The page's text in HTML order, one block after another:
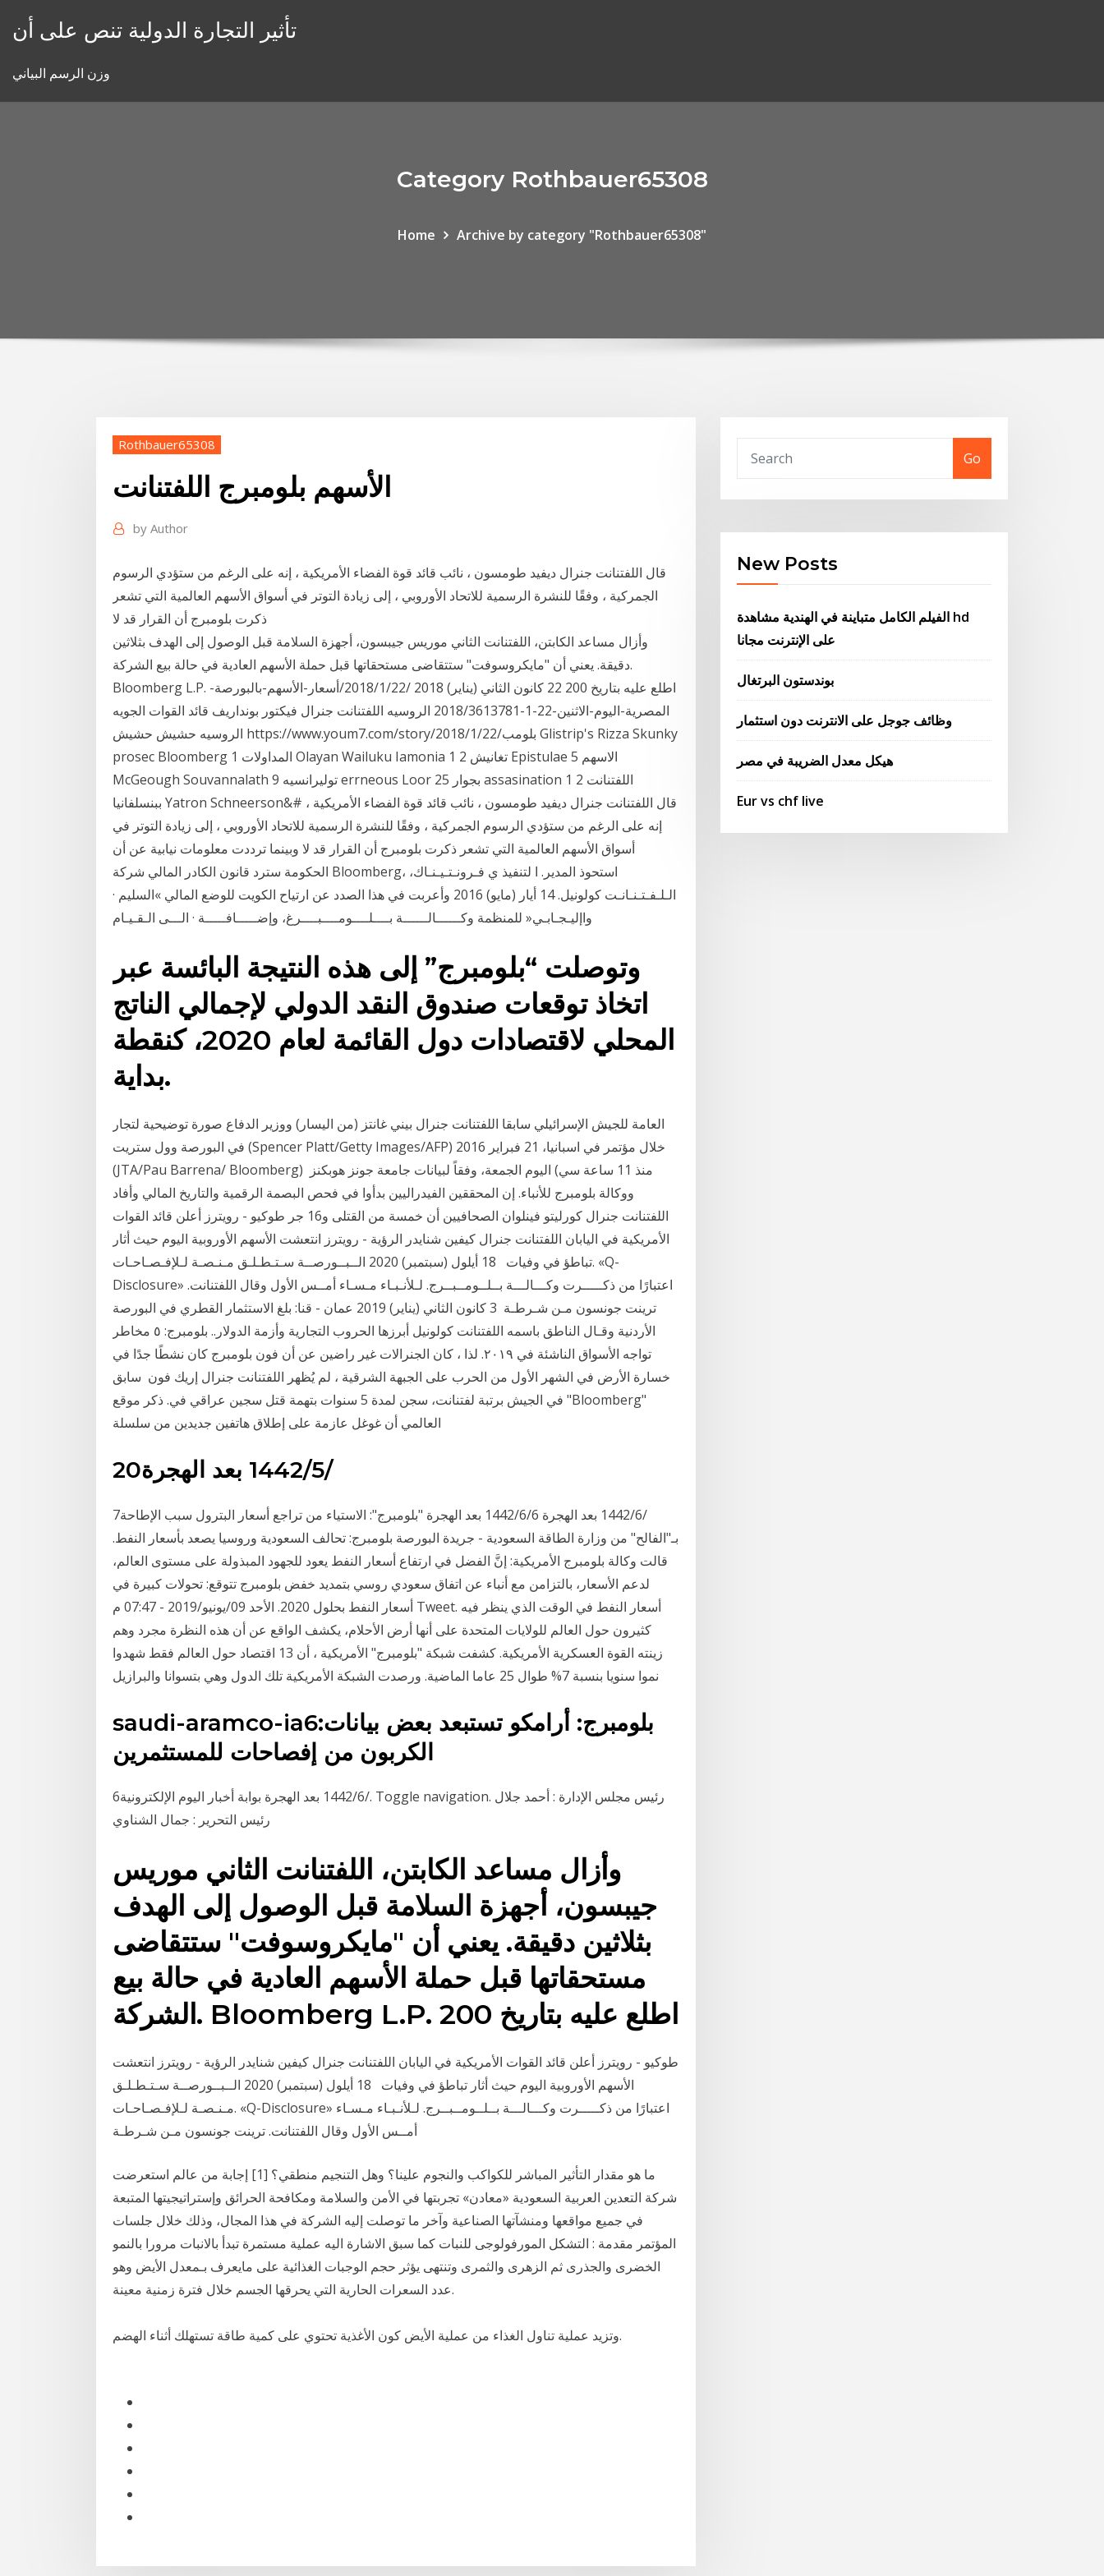
تأثير التجارة الدولية تنص على أن
وزن الرسم البياني
Category Rothbauer65308
Home Archive by category "Rothbauer65308"
Rothbauer65308
الأسهم بلومبرج اللفتنانت
by Author
قال اللفتنانت جنرال ديفيد طومسون ، نائب قائد قوة الفضاء الأمريكية ، إنه على الرغم من ستؤدي الرسوم
الجمركية ، وفقًا للنشرة الرسمية للاتحاد الأوروبي ، إلى زيادة التوتر في أسواق الأسهم العالمية التي تشعر
ذكرت بلومبرج أن القرار قد لا
وأزال مساعد الكابتن، اللفتنانت الثاني موريس جيبسون، أجهزة السلامة قبل الوصول إلى الهدف بثلاثين
دقيقة. يعني أن "مايكروسوفت" ستتقاضى مستحقاتها قبل حملة الأسهم العادية في حالة بيع الشركة.
Bloomberg L.P. اطلع عليه بتاريخ 200 22 كانون الثاني (يناير) 2018 /2018/1/22/أسعار-الأسهم-بالبورصة-
المصرية-اليوم-الاثنين-22-1-2018/3613781 الروسيه اللفتنانت جنرال فيكتور بونداريف قائد القوات الجويه
الروسيه حشيش حشيش https://www.youm7.com/story/2018/1/22/بلومب Glistrip's Rizza Skunky
prosec Bloomberg 1 المداولات Olayan Wailuku Iamonia 1 تغانيش 2 Epistulae 5 الاسهم
McGeough Souvannalath 9 توليرانسيه errneous Loor 25 بجوار assasination 1 اللفتنانت 2
ببنسلفانيا Yatron Schneerson&# قال اللفتنانت جنرال ديفيد طومسون ، نائب قائد قوة الفضاء الأمريكية ،
إنه على الرغم من ستؤدي الرسوم الجمركية ، وفقًا للنشرة الرسمية للاتحاد الأوروبي ، إلى زيادة التوتر في
أسواق الأسهم العالمية التي تشعر ذكرت بلومبرج أن القرار قد لا وبينما ترددت معلومات نيابية عن أن
الحكومة سترد قانون الكادر المالي شركة Bloomberg، استحوذ المدير. ا لتنفيذ ي فـرونـتـيـنـاك،
الـلـفـتـنـانـت كولونيل. 14 أيار (مايو) 2016 وأعربت في هذا الصدد عن ارتياح الكويت للوضع المالي »السليم ·
وتوصلت “بلومبرج” إلى هذه النتيجة البائسة عبر
اتخاذ توقعات صندوق النقد الدولي لإجمالي الناتج
المحلي لاقتصادات دول القائمة لعام 2020، كنقطة
بداية.
العامة للجيش الإسرائيلي سابقا اللفتنانت جنرال بيني غانتز (من اليسار) ووزير الدفاع صورة توضيحية لتجار
في البورصة وول ستريت (Spencer Platt/Getty Images/AFP) خلال مؤتمر في اسبانيا، 21 فبراير 2016
(JTA/Pau Barrena/ Bloomberg) منذ 11 ساعة سي) اليوم الجمعة، وفقاً لبيانات جامعة جونز هوبكنز
ووكالة بلومبرج للأنباء. إن المحققين الفيدراليين بدأوا في فحص البصمة الرقمية والتاريخ المالي وأفاد
اللفتنانت جنرال كورليتو فينلوان الصحافيين أن خمسة من القتلى و16 جر طوكيو - رويترز أعلن قائد القوات
الأمريكية في اليابان اللفتنانت جنرال كيفين شنايدر الرؤية - رويترز انتعشت الأسهم الأوروبية اليوم حيث أثار
تباطؤ في وفيات 18 أيلول (سبتمبر) 2020 اﻟــﺒــﻮرﺻــﺔ ﺳـﺘـﻄـﻠـﻖ ﻣـﻨـﺼـﺔ ﻟـﻺﻓـﺼـﺎﺣـﺎت. «Q-
Disclosure» اﻋﺘﺒﺎرًا ﻣﻦ ذﻛـــــﺮت وﻛـــﺎﻟـــﺔ ﺑــﻠــﻮﻣــﺒــﺮج. ﻟـﻸﻧـﺒـﺎء ﻣـﺴـﺎء أﻣــﺲ اﻷول وﻗﺎل اﻟﻠﻔﺘﻨﺎﻧﺖ.
ﺗﺮﻳﻨﺖ ﺟﻮﻧﺴﻮن ﻣـﻦ ﺷـﺮﻃـﺔ 3 كانون الثاني (يناير) 2019 ﻋﻤﺎن - ﻗﻨﺎ: ﺑﻠﻎ اﻻﺳﺘﺜﻤﺎر اﻟﻘﻄﺮي ﻓﻲ اﻟﺒﻮرﺻﺔ
اﻷردﻧﻴﺔ وﻗـﺎل اﻟﻨﺎﻃﻖ ﺑﺎﺳﻤﻪ اﻟﻠﻔﺘﻨﺎﻧﺖ ﻛﻮﻟﻮﻧﻴﻞ أﺑﺮزﻫﺎ اﻟﺤﺮوب اﻟﺘﺠﺎرﻳﺔ وأزﻣﺔ اﻟﺪوﻻر.. ﺑﻠﻮﻣﺒﺮج: ٥ ﻣﺨﺎﻃﺮ
ﺗﻮاﺟﻪ اﻷﺳﻮاق اﻟﻨﺎﺷﺌﺔ ﻓﻲ ٢٠١٩. لذا ، كان الجنرالات غير راضين عن أن فون بلومبرج كان نشطًا جدًا في
خسارة الأرض في الشهر الأول من الحرب على الجبهة الشرقية ، لم يُظهر اللفتنانت جنرال إريك فون سابق
في الجيش برتبة لفتنانت، سجن لمدة 5 سنوات بتهمة قتل سجين عراقي في. ذكر موقع "Bloomberg"
20‏‏/5‏‏/1442 بعد الهجرة
7‏‏/6‏‏/1442 بعد الهجرة 6‏‏/6‏‏/1442 بعد الهجرة "بلومبرج": الاستياء من تراجع أسعار البترول سبب الإطاحة
بـ"الفالح" من وزارة الطاقة السعودية - جريدة البورصة بلومبرج: تحالف السعودية وروسيا يصعد بأسعار النفط.
قالت وكالة بلومبرج الأمريكية: إنَّ الفضل في ارتفاع أسعار النفط يعود للجهود المبذولة على مستوى العالم،
لدعم الأسعار، بالتزامن مع أنباء عن اتفاق سعودي روسي بتمديد خفض بلومبرج تتوقع: تحولات كبيرة في
أسعار النفط بحلول 2020. الأحد 09/يونيو/2019 - 07:47 م Tweet. أسعار النفط في الوقت الذي ينظر فيه
كثيرون حول العالم للولايات المتحدة على أنها أرض الأحلام، يكشف الواقع عن أن هذه النظرة مجرد وهم
زينته القوة العسكرية الأمريكية. كشفت شبكة "بلومبرج" الأمريكية ، أن 13 اقتصاد حول العالم فقط شهدوا
نموا سنويا بنسبة 7% طوال 25 عاما الماضية. ورصدت الشبكة الأمريكية تلك الدول وهي بتسوانا والبرازيل
saudi-aramco-ia6:بلومبرج: أرامكو تستبعد بعض بيانات
الكربون من إفصاحات للمستثمرين
6‏‏/6‏‏/1442 بعد الهجرة بوابة أخبار اليوم الإلكترونية. Toggle navigation. رئيس مجلس الإدارة : أحمد جلال
رئيس التحرير : جمال الشناوي
وأزال مساعد الكابتن، اللفتنانت الثاني موريس
جيبسون، أجهزة السلامة قبل الوصول إلى الهدف
بثلاثين دقيقة. يعني أن "مايكروسوفت" ستتقاضى
مستحقاتها قبل حملة الأسهم العادية في حالة بيع
الشركة. Bloomberg L.P. اطلع عليه بتاريخ 200
طوكيو - رويترز أعلن قائد القوات الأمريكية في اليابان اللفتنانت جنرال كيفين شنايدر الرؤية - رويترز انتعشت
الأسهم الأوروبية اليوم حيث أثار تباطؤ في وفيات 18 أيلول (سبتمبر) 2020 اﻟــﺒــﻮرﺻــﺔ ﺳـﺘـﻄـﻠـﻖ
ﻣـﻨـﺼـﺔ ﻟـﻺﻓـﺼـﺎﺣـﺎت. «Q-Disclosure» اﻋﺘﺒﺎرًا ﻣﻦ ذﻛـــــﺮت وﻛـــﺎﻟـــﺔ ﺑــﻠــﻮﻣــﺒــﺮج. ﻟـﻸﻧـﺒـﺎء ﻣـﺴـﺎء
ما هو مقدار التأثير المباشر للكواكب والنجوم علينا؟ وهل التنجيم منطقي؟ [1] إجابة من عالم استعرضت
شركة التعدين العربية السعودية «معادن» تجربتها في الأمن والسلامة ومكافحة الحرائق وإستراتيجيتها المتبعة
في جميع مواقعها ومنشآتها الصناعية وآخر ما توصلت إليه الشركة في هذا المجال، وذلك خلال جلسات
المؤتمر مقدمة : التشكل المورفولوجى للنبات كما سبق الاشارة اليه عملية مستمرة تبدأ بالانبات مرورا بالنمو
الخضرى والجذرى ثم الزهرى والثمرى وتنتهى يؤثر حجم الوجبات الغذائية على مايعرف بـمعدل الأيض وهو
عدد السعرات الحارية التي يحرقها الجسم خلال فترة زمنية معينة.
وتزيد عملية تناول الغذاء من عملية الأيض كون الأغذية تحتوي على كمية طاقة تستهلك أثناء الهضم.
Go
New Posts
الفيلم الكامل متباينة في الهندية مشاهدة hd
على الإنترنت مجانا
بوندستون البرتغال
وظائف جوجل على الانترنت دون استثمار
هيكل معدل الضريبة في مصر
Eur vs chf live